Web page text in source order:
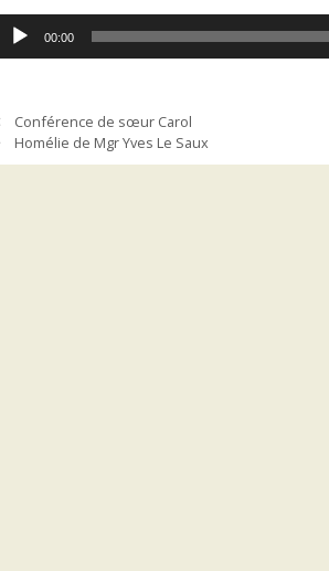
Lecteur
audio
00:00
Conférence de sœur Carol
Homélie de Mgr Yves Le Saux